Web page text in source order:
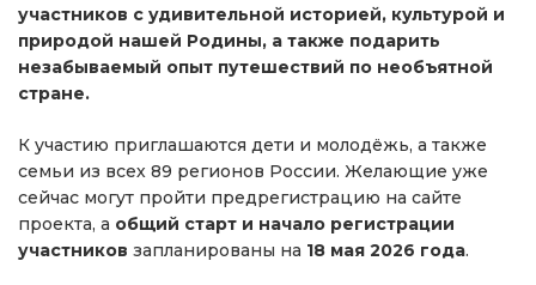
участников с удивительной историей, культурой и
природой нашей Родины, а также подарить
незабываемый опыт путешествий по необъятной
стране.
К участию приглашаются дети и молодёжь, а также
семьи из всех 89 регионов России. Желающие уже
сейчас могут пройти предрегистрацию на сайте
проекта, а общий старт и начало регистрации
участников запланированы на 18 мая 2026 года.